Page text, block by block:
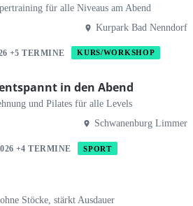
für alle Niveaus am Abend
Kurpark Bad Nenndorf
+5 TERMINE KURS/WORKSHOP
in den Abend
und Pilates für alle Levels
Schwanenburg Limmer
+4 TERMINE SPORT
Stöcke, stärkt Ausdauer